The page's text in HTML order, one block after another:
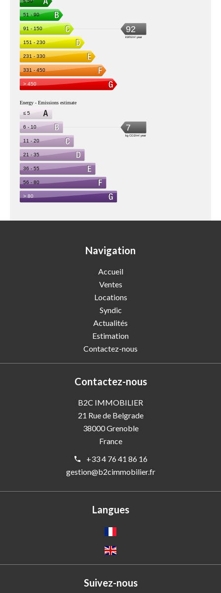
Navigation
Accueil
Ventes
Locations
Syndic
Actualités
Estimation
Contactez-nous
Contactez-nous
B2C IMMOBILIER
21 Rue de Belgrade
38000Grenoble
France
+33 4 76 41 86 16
gestion@b2cimmobilier.fr
Langues
Suivez-nous